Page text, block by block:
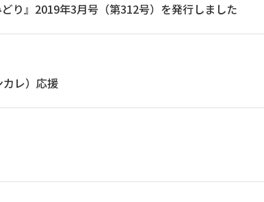
り』2019年3月号（第312号）を発行しました
カレ）応援